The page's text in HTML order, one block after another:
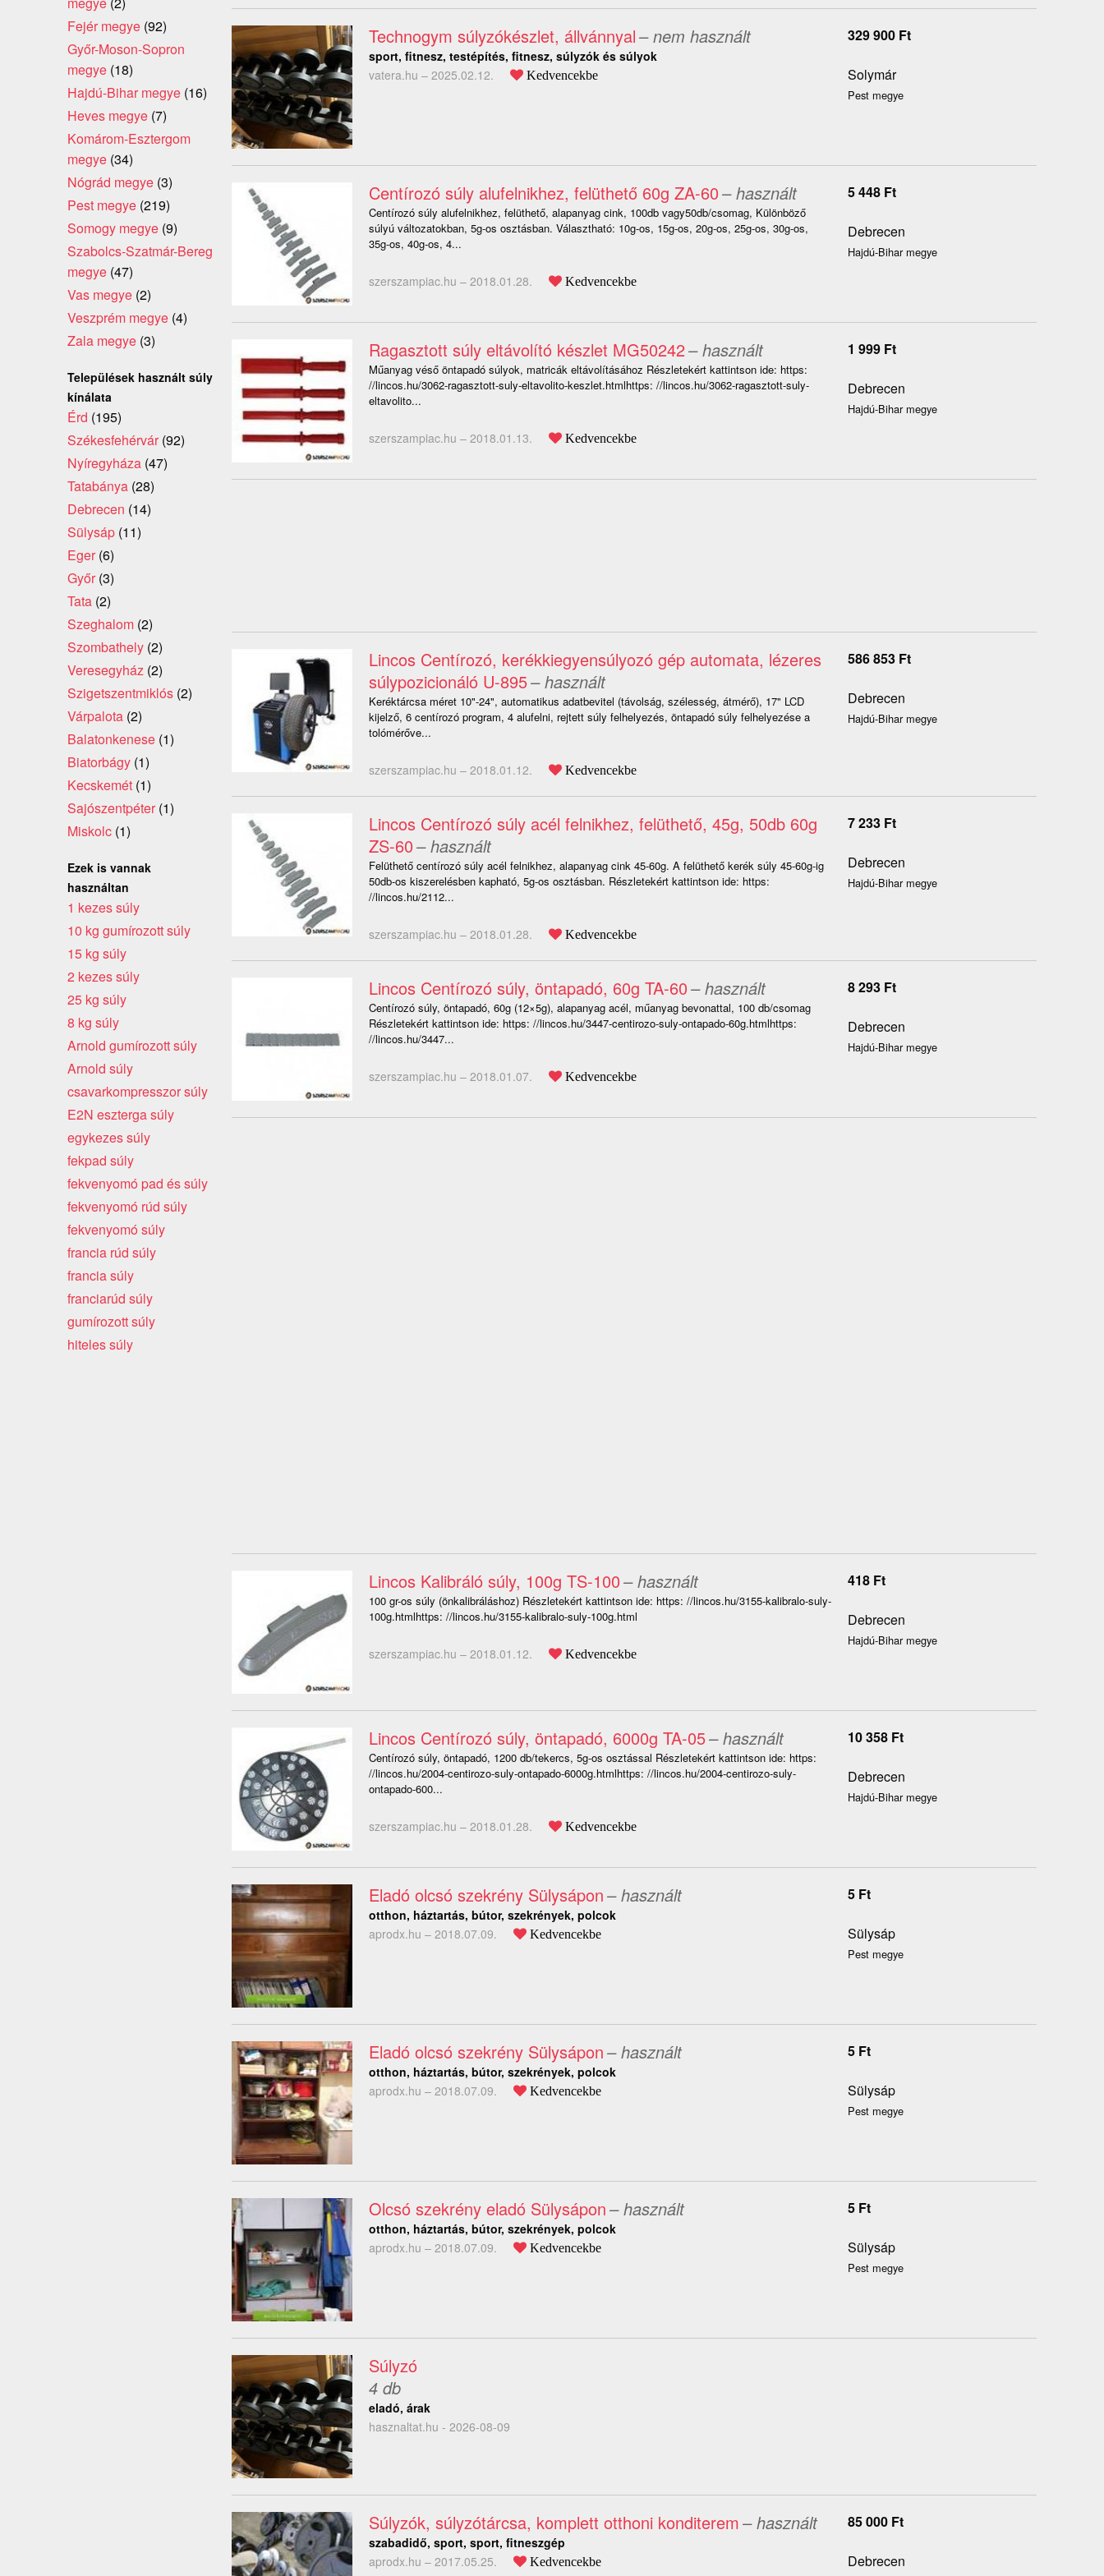
Technogym súlyzókészlet, állvánnyal– nem használt
sport, fitnesz, testépítés, fitnesz, súlyzók és súlyok
vatera.hu – 2025.02.12. Kedvencekbe
329 900 Ft
Solymár
Pest megye
Centírozó súly alufelnikhez, felüthető 60g ZA-60– használt
Centírozó súly alufelnikhez, felüthető, alapanyag cink, 100db vagy50db/csomag, Különböző
súlyú változatokban, 5g-os osztásban. Választható: 10g-os, 15g-os, 20g-os, 25g-os, 30g-os,
35g-os, 40g-os, 4...
szerszampiac.hu – 2018.01.28. Kedvencekbe
5 448 Ft
Debrecen
Hajdú-Bihar megye
Ragasztott súly eltávolító készlet MG50242– használt
Műanyag véső öntapadó súlyok, matricák eltávolításához Részletekért kattintson ide: https:
//lincos.hu/3062-ragasztott-suly-eltavolito-keszlet.htmlhttps: //lincos.hu/3062-ragasztott-suly-
eltavolito...
szerszampiac.hu – 2018.01.13. Kedvencekbe
1 999 Ft
Debrecen
Hajdú-Bihar megye
Lincos Centírozó, kerékkiegyensúlyozó gép automata, lézeres
súlypozicionáló U-895– használt
Keréktárcsa méret 10"-24", automatikus adatbevitel (távolság, szélesség, átmérő), 17" LCD
kijelző, 6 centírozó program, 4 alufelni, rejtett súly felhelyezés, öntapadó súly felhelyezése a
tolómérőve...
szerszampiac.hu – 2018.01.12. Kedvencekbe
586 853 Ft
Debrecen
Hajdú-Bihar megye
Lincos Centírozó súly acél felnikhez, felüthető, 45g, 50db 60g
ZS-60– használt
Felüthető centírozó súly acél felnikhez, alapanyag cink 45-60g. A felüthető kerék súly 45-60g-ig
50db-os kiszerelésben kapható, 5g-os osztásban. Részletekért kattintson ide: https:
//lincos.hu/2112...
szerszampiac.hu – 2018.01.28. Kedvencekbe
7 233 Ft
Debrecen
Hajdú-Bihar megye
Lincos Centírozó súly, öntapadó, 60g TA-60– használt
Centírozó súly, öntapadó, 60g (12×5g), alapanyag acél, műanyag bevonattal, 100 db/csomag
Részletekért kattintson ide: https: //lincos.hu/3447-centirozo-suly-ontapado-60g.htmlhttps:
//lincos.hu/3447...
szerszampiac.hu – 2018.01.07. Kedvencekbe
8 293 Ft
Debrecen
Hajdú-Bihar megye
Lincos Kalibráló súly, 100g TS-100– használt
100 gr-os súly (önkalibráláshoz) Részletekért kattintson ide: https: //lincos.hu/3155-kalibralo-suly-
100g.htmlhttps: //lincos.hu/3155-kalibralo-suly-100g.html
szerszampiac.hu – 2018.01.12. Kedvencekbe
418 Ft
Debrecen
Hajdú-Bihar megye
Lincos Centírozó súly, öntapadó, 6000g TA-05– használt
Centírozó súly, öntapadó, 1200 db/tekercs, 5g-os osztással Részletekért kattintson ide: https:
//lincos.hu/2004-centirozo-suly-ontapado-6000g.htmlhttps: //lincos.hu/2004-centirozo-suly-
ontapado-600...
szerszampiac.hu – 2018.01.28. Kedvencekbe
10 358 Ft
Debrecen
Hajdú-Bihar megye
Eladó olcsó szekrény Sülysápon– használt
otthon, háztartás, bútor, szekrények, polcok
aprodx.hu – 2018.07.09. Kedvencekbe
5 Ft
Sülysáp
Pest megye
Eladó olcsó szekrény Sülysápon– használt
otthon, háztartás, bútor, szekrények, polcok
aprodx.hu – 2018.07.09. Kedvencekbe
5 Ft
Sülysáp
Pest megye
Olcsó szekrény eladó Sülysápon– használt
otthon, háztartás, bútor, szekrények, polcok
aprodx.hu – 2018.07.09. Kedvencekbe
5 Ft
Sülysáp
Pest megye
Súlyzó
4 db
eladó, árak
hasznaltat.hu - 2026-08-09
Súlyzók, súlyzótárcsa, komplett otthoni konditerem– használt
szabadidő, sport, sport, fitneszgép
aprodx.hu – 2017.05.25. Kedvencekbe
85 000 Ft
Debrecen
Fejér megye (92)
Győr-Moson-Sopron
megye (18)
Hajdú-Bihar megye (16)
Heves megye (7)
Komárom-Esztergom
megye (34)
Nógrád megye (3)
Pest megye (219)
Somogy megye (9)
Szabolcs-Szatmár-Bereg
megye (47)
Vas megye (2)
Veszprém megye (4)
Zala megye (3)
Települések használt súly
kínálata
Érd (195)
Székesfehérvár (92)
Nyíregyháza (47)
Tatabánya (28)
Debrecen (14)
Sülysáp (11)
Eger (6)
Győr (3)
Tata (2)
Szeghalom (2)
Szombathely (2)
Veresegyház (2)
Szigetszentmiklós (2)
Várpalota (2)
Balatonkenese (1)
Biatorbágy (1)
Kecskemét (1)
Sajószentpéter (1)
Miskolc (1)
Ezek is vannak
használtan
1 kezes súly
10 kg gumírozott súly
15 kg súly
2 kezes súly
25 kg súly
8 kg súly
Arnold gumírozott súly
Arnold súly
csavarkompresszor súly
E2N eszterga súly
egykezes súly
fekpad súly
fekvenyomó pad és súly
fekvenyomó rúd súly
fekvenyomó súly
francia rúd súly
francia súly
franciarúd súly
gumírozott súly
hiteles súly